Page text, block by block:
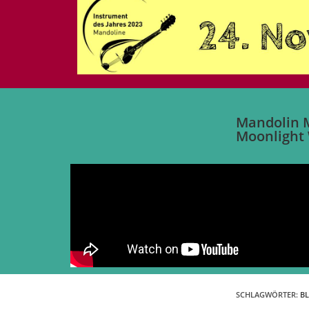
Mandolin
Moonlight
SCHLAGWÖRTER: